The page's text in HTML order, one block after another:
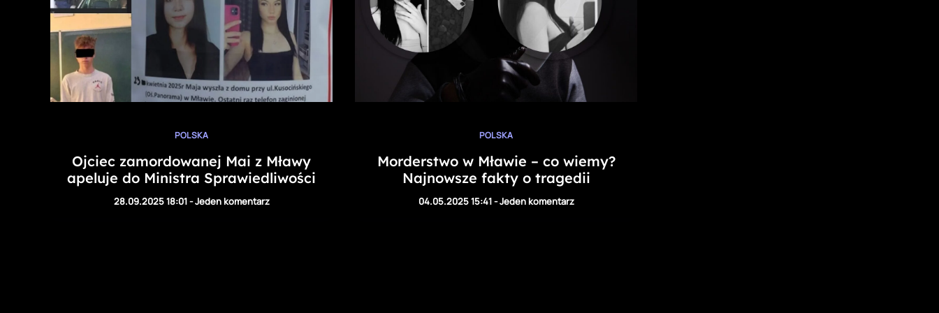
POLSKA
Ojciec zamordowanej Mai z Mławy
apeluje do Ministra Sprawiedliwości
28.09.2025 18:01-Jeden komentarz
POLSKA
Morderstwo w Mławie – co wiemy?
Najnowsze fakty o tragedii
04.05.2025 15:41-Jeden komentarz